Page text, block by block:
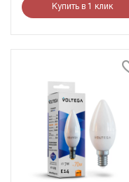
Купить в 1 клик